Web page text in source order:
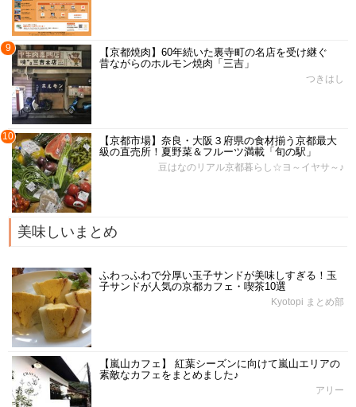
9
【京都焼肉】60年続いた裏寺町の名店を受け継ぐ
昔ながらのホルモン焼肉「三吉」
つきはし
10
【京都市場】奈良・大阪３府県の食材揃う京都最大
級の直売所！夏野菜＆フルーツ満載「旬の駅」
豆はなのリアル京都暮らし☆ヨ～イヤサ～♪
美味しいまとめ
ふわっふわで分厚い玉子サンドが美味しすぎる！玉
子サンドが人気の京都カフェ・喫茶10選
Kyotopi まとめ部
【嵐山カフェ】 紅葉シーズンに向けて嵐山エリアの
素敵なカフェをまとめました♪
アリー